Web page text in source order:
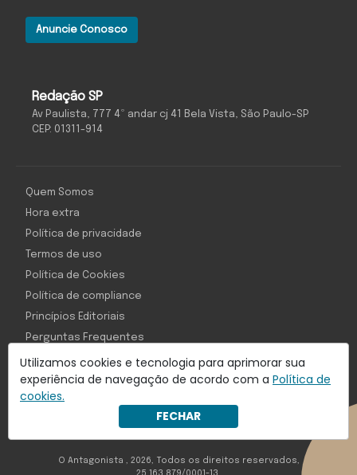
Utilizamos cookies e tecnologia para aprimorar sua
experiência de navegação de acordo com a Política de
cookies.
FECHAR
Redação SP
Av Paulista, 777 4º andar cj 41 Bela Vista, São Paulo-SP
CEP: 01311-914
Anuncie Conosco
Com inteligência e tecnologia:
Object1ve - Marketing Solution
Quem Somos
Hora extra
Política de privacidade
Termos de uso
Política de Cookies
Política de compliance
Princípios Editoriais
Perguntas Frequentes
O Antagonista , 2026, Todos os direitos reservados,